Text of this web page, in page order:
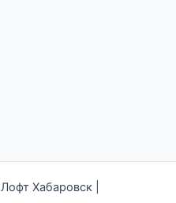
Хабаровск |